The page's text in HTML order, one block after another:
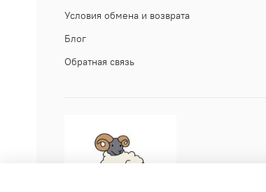
Условия обмена и возврата
Блог
Обратная связь